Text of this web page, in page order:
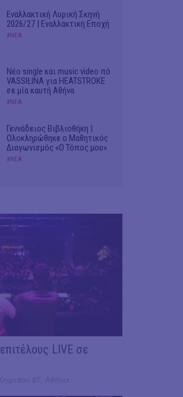
Εναλλακτική Λυρική Σκηνή
2026/27 | Εναλλακτική Εποχή
#ΝΕΑ
Νέο single και music video πό
VASSIŁINA για HEATSTROKE
σε μία καυτή Αθήνα
#ΝΕΑ
Γεννάδειος Βιβλιοθήκη |
Ολοκληρώθηκε ο Μαθητικός
Διαγωνισμός «Ο Τόπος μου»
#ΝΕΑ
LIVE σε